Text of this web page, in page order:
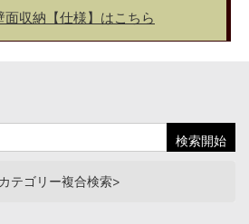
面収納【仕様】はこちら
テゴリー複合検索>